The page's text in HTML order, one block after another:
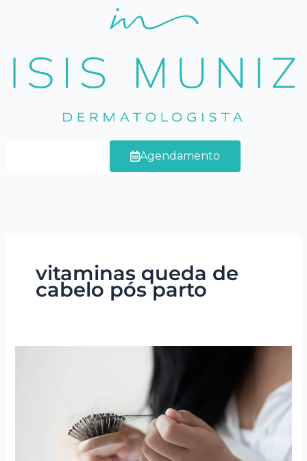
conteúdo
Agendamento
vitaminas queda de
cabelo pós parto
tratamentos